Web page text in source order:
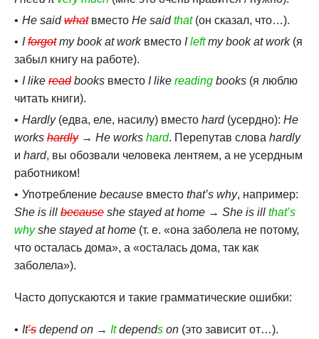
He saidwhatвместо He saidthat(он сказал, что…).
Iforgotmy book at workвместо Ileftmy book at work(я
забыл книгу на работе).
I like readbooks вместо I like reading books (я люблю
читать книги).
Hardly(едва, еле, насилу) вместо hard(усердно): He
works hardly→ He works hard. Перепутав слова hardly
и hard, вы обозвали человека лентяем, а не усердным
работником!
Употребление because вместо that’s why, например:
She is ill because she stayed at home → She is ill that’s
whyshe stayed at home (т. е. «она заболела не потому,
что осталась дома», а «осталась дома, так как
заболела»).
Часто допускаются и такие грамматические ошибки:
It’s depend on → Itdepends on (это зависит от…).